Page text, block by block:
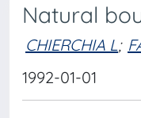
Natural
CHIERCHIA L;
1992-01-01